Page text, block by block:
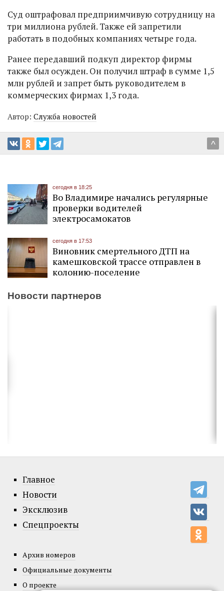
Суд оштрафовал предприимчивую сотрудницу на
три миллиона рублей. Также ей запретили
работать в подобных компаниях четыре года.
Ранее передавший подкуп директор фирмы
также был осужден. Он получил штраф в сумме 1,5
млн рублей и запрет быть руководителем в
коммерческих фирмах 1,3 года.
Автор: Служба новостей
^
сегодня в 18:25
Во Владимире начались регулярные
проверки водителей
электросамокатов
сегодня в 17:53
Виновник смертельного ДТП на
камешковской трассе отправлен в
колонию-поселение
Новости партнеров
Главное
Новости
Эксклюзив
Спецпроекты
Архив номеров
Официальные документы
О проекте